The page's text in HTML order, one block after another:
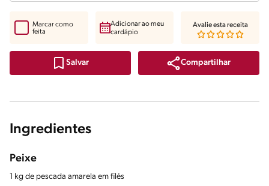
Salvar Compartilhar
Marcar como
feita
Adicionar ao meu
cardápio
Avalie esta receita
Ingredientes
Peixe
1 kg de pescada amarela em filés